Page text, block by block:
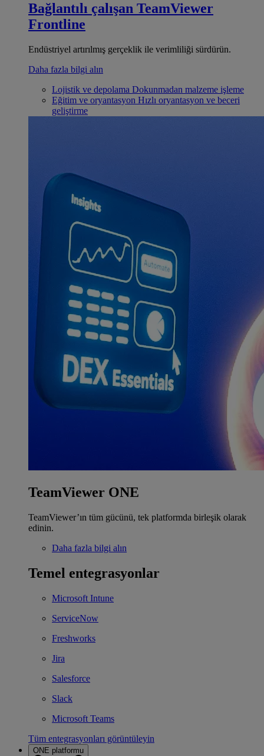
Bağlantılı çalışan TeamViewer
Frontline
Endüstriyel artırılmış gerçeklik ile verimliliği sürdürün.
Daha fazla bilgi alın
Lojistik ve depolama Dokunmadan malzeme işleme
Eğitim ve oryantasyon Hızlı oryantasyon ve beceri
geliştirme
TeamViewer ONE
TeamViewer’ın tüm gücünü, tek platformda birleşik olarak
edinin.
Daha fazla bilgi alın
Temel entegrasyonlar
Microsoft Intune
ServiceNow
Freshworks
Jira
Salesforce
Slack
Microsoft Teams
Tüm entegrasyonları görüntüleyin
ONE platformu